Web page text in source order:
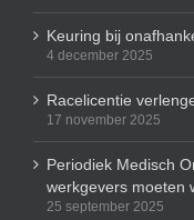
Keuring bij
4 december 2025
Racelicentie
17 november 2025
Periodiek Medisch
werkgevers moeten
25 september 2025